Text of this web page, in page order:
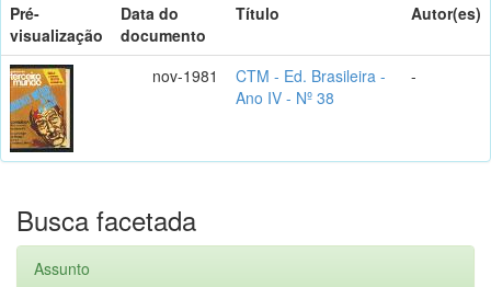
Pré-
visualização
Data do
documento
Título Autor(es)
nov-1981
CTM - Ed. Brasileira -
Ano IV - Nº 38
-
Busca facetada
Assunto